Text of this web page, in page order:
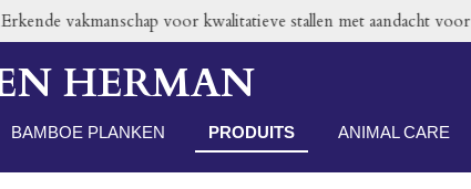
Erkende vakmanschap voor kwalitatieve stallen met aandacht
HERMAN
BAMBOE PLANKEN PRODUITS ANIMAL CARE